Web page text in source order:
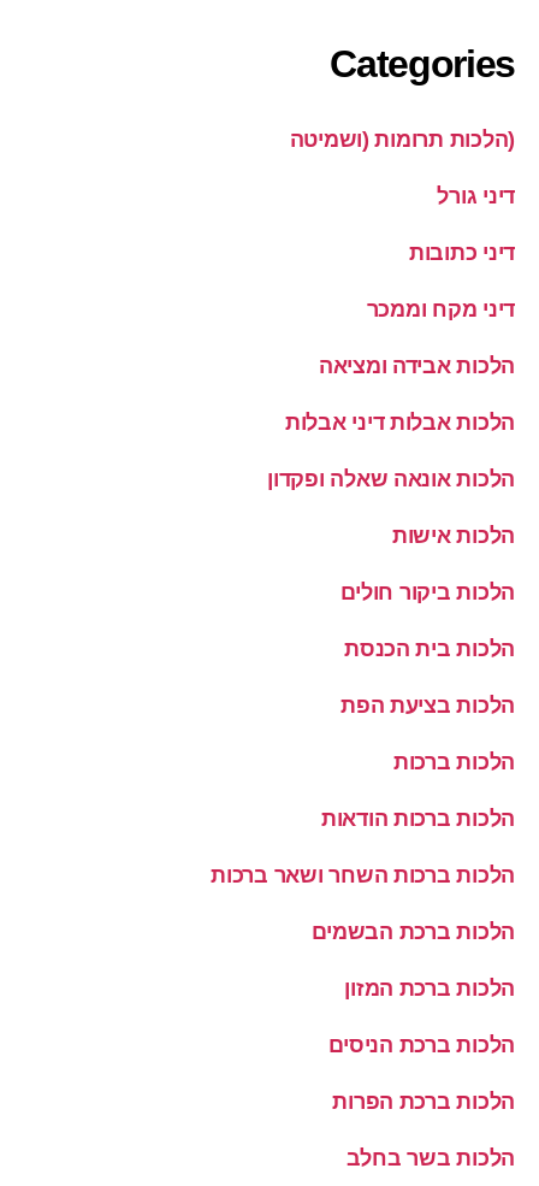
Categories
(הלכות תרומות (ושמיטה
דיני גורל
דיני כתובות
דיני מקח וממכר
הלכות אבידה ומציאה
הלכות אבלות דיני אבלות
הלכות אונאה שאלה ופקדון
הלכות אישות
הלכות ביקור חולים
הלכות בית הכנסת
הלכות בציעת הפת
הלכות ברכות
הלכות ברכות הודאות
הלכות ברכות השחר ושאר ברכות
הלכות ברכת הבשמים
הלכות ברכת המזון
הלכות ברכת הניסים
הלכות ברכת הפרות
הלכות בשר בחלב